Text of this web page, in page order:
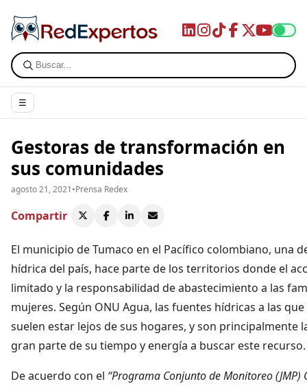
☰
Gestoras de transformación en
sus comunidades
agosto 21, 2021•Prensa Redex
Compartir
El municipio de Tumaco en el Pacífico colombiano, una
hídrica del país, hace parte de los territorios donde el
limitado y la responsabilidad de abastecimiento a las
mujeres. Según ONU Agua, las fuentes hídricas a las
suelen estar lejos de sus hogares, y son principalmente
gran parte de su tiempo y energía a buscar este recurso.
De acuerdo con el “Programa Conjunto de Monitoreo